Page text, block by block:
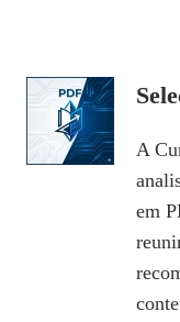
A
em